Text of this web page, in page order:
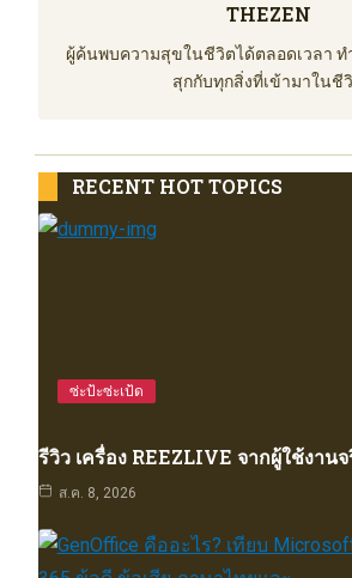
THEZEN
ผู้ค้นพบความสุขในชีวิตได้ตลอดเวลา ท
สุกกับทุกสิ่งที่เข้ามาในชี
RECENT HOT TOPICS
ซ่ะป้ะซ่ะเป้ด
รีวิว เครื่อง REEZLIVE จากผู้ใช้งาน
ส.ค. 8, 2026